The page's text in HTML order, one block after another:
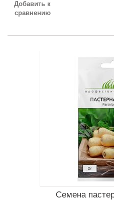
Добавить к
сравнению
Семена